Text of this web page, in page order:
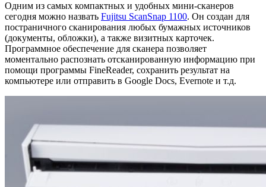
Одним из самых компактных и удобных мини-сканеров
сегодня можно назвать Fujitsu ScanSnap 1100. Он создан для
постраничного сканирования любых бумажных источников
(документы, обложки), а также визитных карточек.
Программное обеспечение для сканера позволяет
моментально распознать отсканированную информацию при
помощи программы FineReader, сохранить результат на
компьютере или отправить в Google Docs, Evernote и т.д.